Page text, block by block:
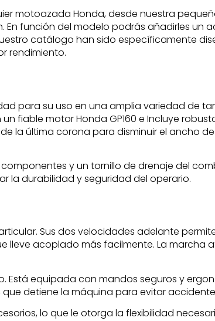
motoazada Honda, desde nuestra
función del modelo podrás añadirles un
catálogo han sido específicamente
rendimiento.
para su uso en una amplia variedad de
fiable motor Honda GP160 e Incluye
la última corona para disminuir el ancho
y un tornillo de drenaje del
la durabilidad y seguridad del operario.
Sus dos velocidades adelante
lleve acoplado más facilmente. La marcha
Está equipada con mandos seguros y
detiene la máquina para evitar
lo que le otorga la flexibilidad